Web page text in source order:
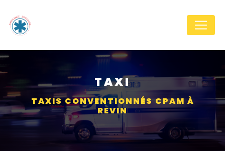
TAXI
TAXIS CONVENTIONNÉS CPAM À
REVIN